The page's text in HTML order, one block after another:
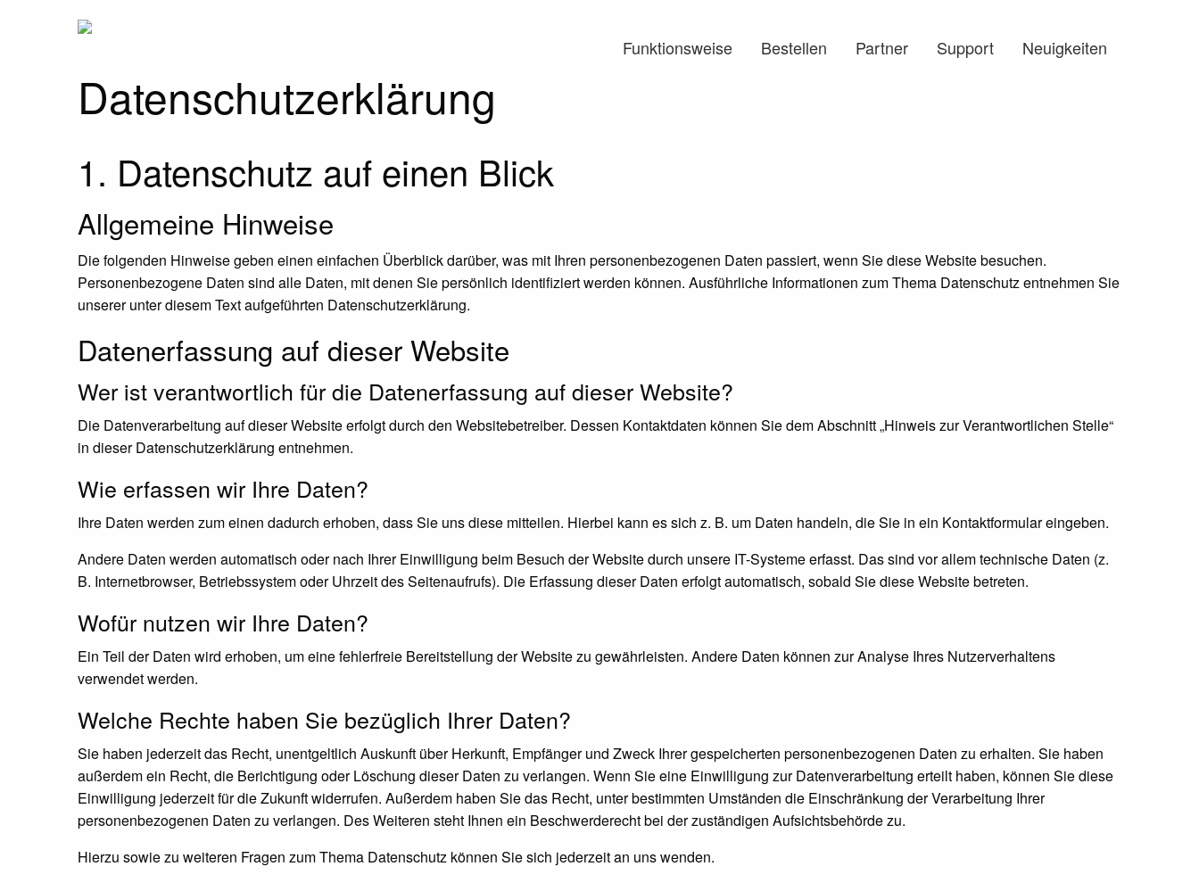
Funktionsweise Bestellen Partner Support Neuigkeiten
Datenschutz­erklärung
1. Datenschutz auf einen Blick
Allgemeine Hinweise
Die folgenden Hinweise geben einen einfachen Überblick darüber, was mit Ihren personenbezogenen Daten passiert, wenn Sie diese Website besuchen.
Personenbezogene Daten sind alle Daten, mit denen Sie persönlich identifiziert werden können. Ausführliche Informationen zum Thema Datenschutz entnehmen Sie
unserer unter diesem Text aufgeführten Datenschutzerklärung.
Datenerfassung auf dieser Website
Wer ist verantwortlich für die Datenerfassung auf dieser Website?
Die Datenverarbeitung auf dieser Website erfolgt durch den Websitebetreiber. Dessen Kontaktdaten können Sie dem Abschnitt „Hinweis zur Verantwortlichen Stelle“
in dieser Datenschutzerklärung entnehmen.
Wie erfassen wir Ihre Daten?
Ihre Daten werden zum einen dadurch erhoben, dass Sie uns diese mitteilen. Hierbei kann es sich z. B. um Daten handeln, die Sie in ein Kontaktformular eingeben.
Andere Daten werden automatisch oder nach Ihrer Einwilligung beim Besuch der Website durch unsere IT-Systeme erfasst. Das sind vor allem technische Daten (z.
B. Internetbrowser, Betriebssystem oder Uhrzeit des Seitenaufrufs). Die Erfassung dieser Daten erfolgt automatisch, sobald Sie diese Website betreten.
Wofür nutzen wir Ihre Daten?
Ein Teil der Daten wird erhoben, um eine fehlerfreie Bereitstellung der Website zu gewährleisten. Andere Daten können zur Analyse Ihres Nutzerverhaltens
verwendet werden.
Welche Rechte haben Sie bezüglich Ihrer Daten?
Sie haben jederzeit das Recht, unentgeltlich Auskunft über Herkunft, Empfänger und Zweck Ihrer gespeicherten personenbezogenen Daten zu erhalten. Sie haben
außerdem ein Recht, die Berichtigung oder Löschung dieser Daten zu verlangen. Wenn Sie eine Einwilligung zur Datenverarbeitung erteilt haben, können Sie diese
Einwilligung jederzeit für die Zukunft widerrufen. Außerdem haben Sie das Recht, unter bestimmten Umständen die Einschränkung der Verarbeitung Ihrer
personenbezogenen Daten zu verlangen. Des Weiteren steht Ihnen ein Beschwerderecht bei der zuständigen Aufsichtsbehörde zu.
Hierzu sowie zu weiteren Fragen zum Thema Datenschutz können Sie sich jederzeit an uns wenden.